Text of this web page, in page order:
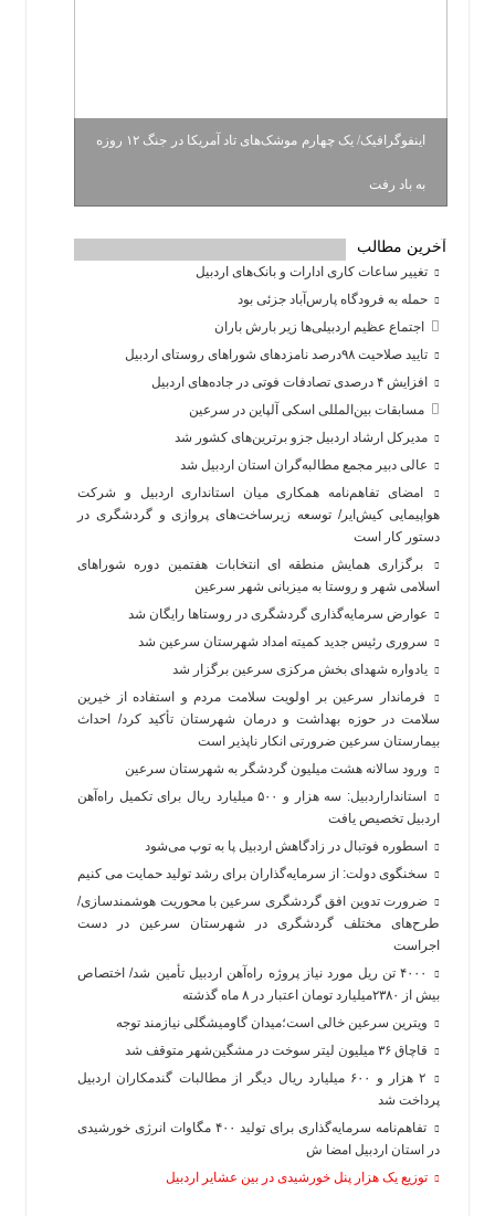
اینفوگرافیک/ یک چهارم موشک‌های تاد آمریکا در جنگ ۱۲ روزه
به باد رفت
آخرین مطالب
تغییر ساعات کاری ادارات و بانک‌های اردبیل
حمله به فرودگاه پارس‌‌آباد جزئی بود
اجتماع عظیم اردبیلی‌ها زیر بارش باران
تایید صلاحیت ۹۸درصد نامزدهای شوراهای روستای اردبیل
افزایش ۴ درصدی تصادفات فوتی در جاده‌های اردبیل
مسابقات بین‌المللی اسکی آلپاین در سرعین
مدیرکل ارشاد اردبیل جزو برترین‌های کشور شد
عالی دبیر مجمع مطالبه‌گران استان اردبیل شد
امضای تفاهم‌نامه همکاری میان استانداری اردبیل و شرکت
هواپیمایی کیش‌ایر/ توسعه زیرساخت‌های پروازی و گردشگری در
دستور کار است
برگزاری همایش منطقه ای انتخابات هفتمین دوره شوراهای
اسلامی شهر و روستا به میزبانی شهر سرعین
عوارض سرمایه‌گذاری گردشگری در روستاها رایگان شد
سروری رئیس جدید کمیته امداد شهرستان سرعین شد
یادواره شهدای بخش مرکزی سرعین برگزار شد
فرماندار سرعین بر اولویت سلامت مردم و استفاده از خیرین
سلامت در حوزه بهداشت و درمان شهرستان تأکید کرد/ احداث
بیمارستان سرعین ضرورتی انکار ناپذیر است
ورود سالانه هشت میلیون گردشگر به شهرستان سرعین
استانداراردبیل: سه هزار و ۵۰۰ میلیارد ریال برای تکمیل راه‌آهن
اردبیل تخصیص یافت
اسطوره فوتبال در زادگاهش اردبیل پا به توپ می‌شود
سخنگوی دولت: از سرمایه‌گذاران برای رشد تولید حمایت می کنیم
ضرورت تدوین افق گردشگری سرعین با محوریت هوشمندسازی/
طرح‌های مختلف گردشگری در شهرستان سرعین در دست
اجراست
۴۰۰۰ تن ریل مورد نیاز پروژه راه‌آهن اردبیل تأمین شد/ اختصاص
بیش از ۲۳۸۰میلیارد تومان اعتبار در ۸ ماه گذشته
ویترین سرعین خالی است؛میدان گاومیشگلی نیازمند توجه
قاچاق ۳۶ میلیون لیتر سوخت در مشگین‌شهر متوقف شد
۲ هزار و ۶۰۰‌ میلیارد ریال دیگر از مطالبات گندمکاران اردبیل
پرداخت شد
تفاهم‌نامه سرمایه‌گذاری برای تولید ۴۰۰ مگاوات انرژی خورشیدی
در استان اردبیل امضا ش
توزیع یک هزار پنل خورشیدی در بین عشایر اردبیل